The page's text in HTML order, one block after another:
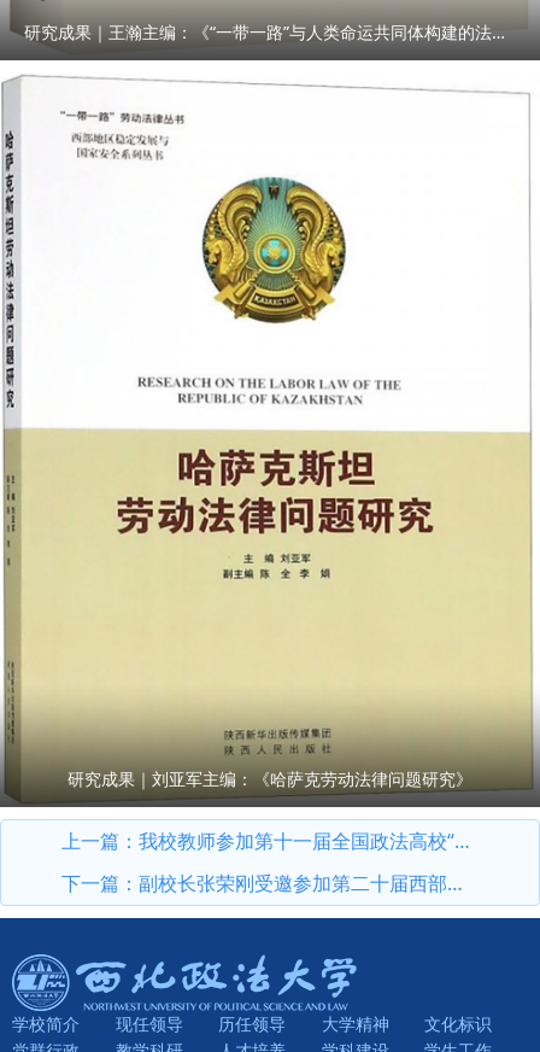
研究成果｜王瀚主编：《“一带一路”与人类命运共同体构建的法律与实践》
研究成果｜刘亚军主编：《哈萨克劳动法律问题研究》
上一篇： 我校教师参加第十一届全国政法高校“立格联盟”马克思主义学院院长论坛暨铸牢中华民族共同体意识与新时代边疆治理学术研讨会
下一篇： 副校长张荣刚受邀参加第二十届西部法治论坛暨法治宁夏论坛
学校简介 现任领导 历任领导 大学精神
文化标识